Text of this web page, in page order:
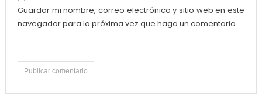
Guardar mi nombre, correo electrónico y sitio web en este
navegador para la próxima vez que haga un comentario.